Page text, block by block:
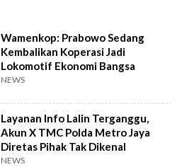
Wamenkop: Prabowo Sedang
Kembalikan Koperasi Jadi
Lokomotif Ekonomi Bangsa
NEWS
Layanan Info Lalin Terganggu,
Akun X TMC Polda Metro Jaya
Diretas Pihak Tak Dikenal
NEWS